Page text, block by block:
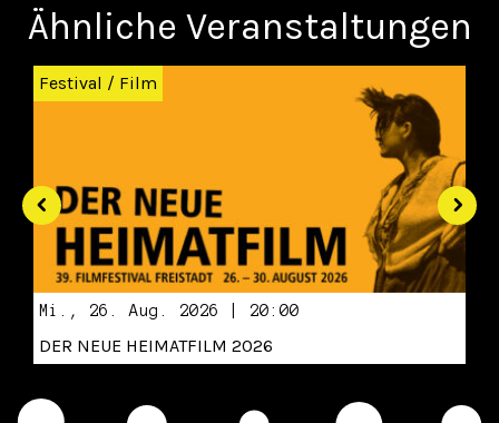
Ähnliche Veranstaltungen
Zurück
Festival / Film
Mi., 26. Aug. 2026 | 20:00
DER NEUE HEIMATFILM 2026